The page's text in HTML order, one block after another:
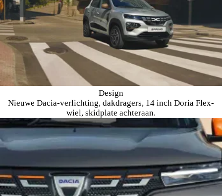
Design
Nieuwe Dacia-verlichting, dakdragers, 14 inch Doria Flex-
wiel, skidplate achteraan.